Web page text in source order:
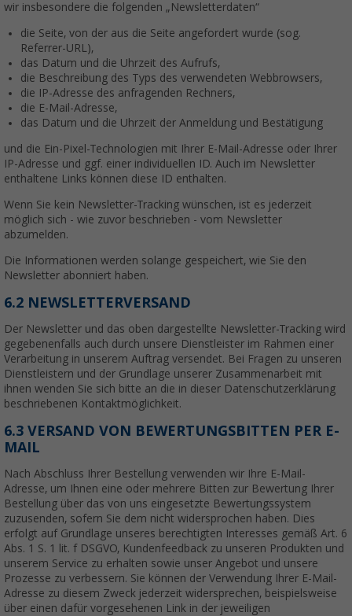
wir insbesondere die folgenden „Newsletterdaten“
die Seite, von der aus die Seite angefordert wurde (sog.
Referrer-URL),
das Datum und die Uhrzeit des Aufrufs,
die Beschreibung des Typs des verwendeten Webbrowsers,
die IP-Adresse des anfragenden Rechners,
die E-Mail-Adresse,
das Datum und die Uhrzeit der Anmeldung und Bestätigung
und die Ein-Pixel-Technologien mit Ihrer E-Mail-Adresse oder Ihrer
IP-Adresse und ggf. einer individuellen ID. Auch im Newsletter
enthaltene Links können diese ID enthalten.
Wenn Sie kein Newsletter-Tracking wünschen, ist es jederzeit
möglich sich - wie zuvor beschrieben - vom Newsletter
abzumelden.
Die Informationen werden solange gespeichert, wie Sie den
Newsletter abonniert haben.
6.2 NEWSLETTERVERSAND
Der Newsletter und das oben dargestellte Newsletter-Tracking wird
gegebenenfalls auch durch unsere Dienstleister im Rahmen einer
Verarbeitung in unserem Auftrag versendet. Bei Fragen zu unseren
Dienstleistern und der Grundlage unserer Zusammenarbeit mit
ihnen wenden Sie sich bitte an die in dieser Datenschutzerklärung
beschriebenen Kontaktmöglichkeit.
6.3 VERSAND VON BEWERTUNGSBITTEN PER E-
MAIL
Nach Abschluss Ihrer Bestellung verwenden wir Ihre E-Mail-
Adresse, um Ihnen eine oder mehrere Bitten zur Bewertung Ihrer
Bestellung über das von uns eingesetzte Bewertungssystem
zuzusenden, sofern Sie dem nicht widersprochen haben. Dies
erfolgt auf Grundlage unseres berechtigten Interesses gemäß Art. 6
Abs. 1 S. 1 lit. f DSGVO, Kundenfeedback zu unseren Produkten und
unserem Service zu erhalten sowie unser Angebot und unsere
Prozesse zu verbessern. Sie können der Verwendung Ihrer E-Mail-
Adresse zu diesem Zweck jederzeit widersprechen, beispielsweise
über einen dafür vorgesehenen Link in der jeweiligen